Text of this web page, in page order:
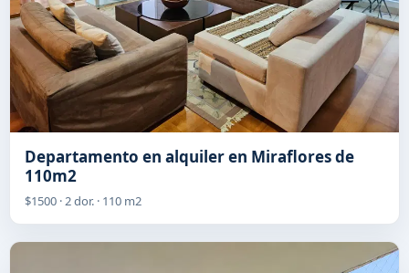
Departamento en alquiler en Miraflores de
110m2
$1500 · 2 dor. · 110 m2